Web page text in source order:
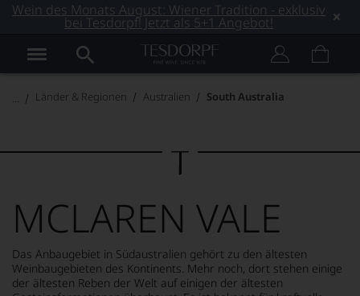
Wein des Monats August: Wiener Tradition - exklusiv
bei Tesdorpf! Jetzt als 5+1 Angebot!
Länder & Regionen Australien South Australia
MCLAREN VALE
Das Anbaugebiet in Südaustralien gehört zu den ältesten
Weinbaugebieten des Kontinents. Mehr noch, dort stehen einige
der ältesten Reben der Welt auf einigen der ältesten